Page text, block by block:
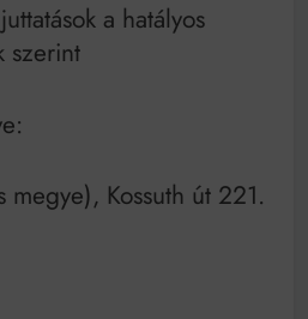
a hatályos
szerint
megye), Kossuth út 221.